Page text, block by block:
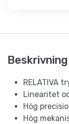
Beskrivning
RELATIVA
Linearitet
Hög
Hög